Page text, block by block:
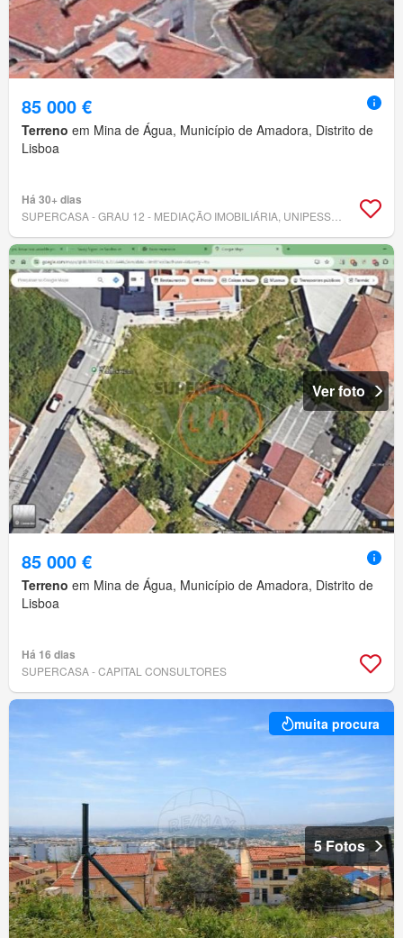
85 000 €
Terreno em Mina de Água, Município de Amadora, Distrito de
Lisboa
Há 30+ dias
Ver foto
85 000 €
Terreno em Mina de Água, Município de Amadora, Distrito de
Lisboa
Há 16 dias
SUPERCASA - CAPITAL CONSULTORES
muita procura
5 Fotos